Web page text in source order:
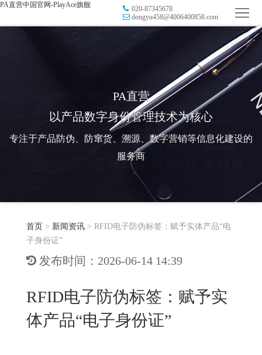
PA直营中国官网-PlayAce旗舰
020-87345678
dongyu458@4006400858.com
签 营
慧
行
PA直营
以产品数字身份管理技术为核心
专注于产品防伪、防窜货、溯源、数字营销等信息化建设的
服务商
首页 > 新闻资讯> RFID电子防伪标签：赋予实体产品“电
子身份证”
发布时间：2026-06-14 14:39
RFID电子防伪标签：赋予实
体产品“电子身份证”